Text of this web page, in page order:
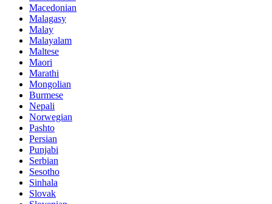
Macedonian
Malagasy
Malay
Malayalam
Maltese
Maori
Marathi
Mongolian
Burmese
Nepali
Norwegian
Pashto
Persian
Punjabi
Serbian
Sesotho
Sinhala
Slovak